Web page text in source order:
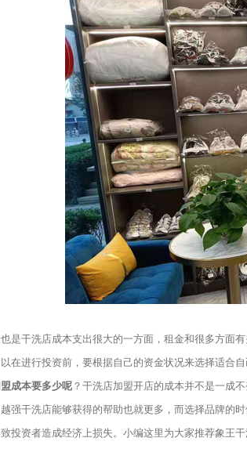
干洗店成本支出很大的一方面，租金和很多方面有
在进行投资前，要根据自己的资金状况来选择适合
成本要多少呢？干洗店加盟开店的成本并不是一成
强干洗店能够获得的帮助也就更多，而选择品牌的
投资者造成经济上损失。小编这里为大家推荐象王